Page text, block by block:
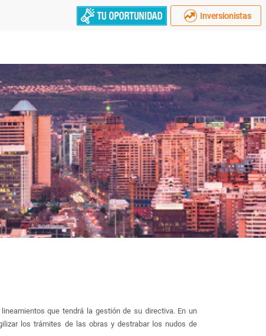
Inversionistas
que tendrá la gestión de su directiva. En un
los trámites de las obras y destrabar los nudos de